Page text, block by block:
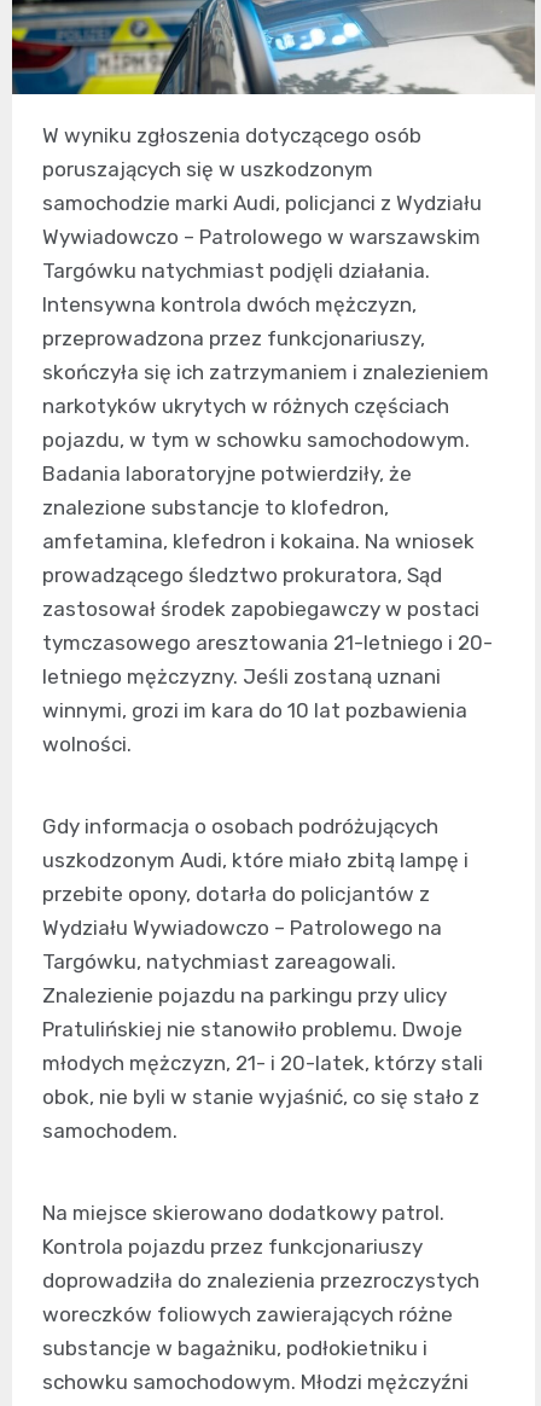
W wyniku zgłoszenia dotyczącego osób
poruszających się w uszkodzonym
samochodzie marki Audi, policjanci z Wydziału
Wywiadowczo – Patrolowego w warszawskim
Targówku natychmiast podjęli działania.
Intensywna kontrola dwóch mężczyzn,
przeprowadzona przez funkcjonariuszy,
skończyła się ich zatrzymaniem i znalezieniem
narkotyków ukrytych w różnych częściach
pojazdu, w tym w schowku samochodowym.
Badania laboratoryjne potwierdziły, że
znalezione substancje to klofedron,
amfetamina, klefedron i kokaina. Na wniosek
prowadzącego śledztwo prokuratora, Sąd
zastosował środek zapobiegawczy w postaci
tymczasowego aresztowania 21-letniego i 20-
letniego mężczyzny. Jeśli zostaną uznani
winnymi, grozi im kara do 10 lat pozbawienia
wolności.
Gdy informacja o osobach podróżujących
uszkodzonym Audi, które miało zbitą lampę i
przebite opony, dotarła do policjantów z
Wydziału Wywiadowczo – Patrolowego na
Targówku, natychmiast zareagowali.
Znalezienie pojazdu na parkingu przy ulicy
Pratulińskiej nie stanowiło problemu. Dwoje
młodych mężczyzn, 21- i 20-latek, którzy stali
obok, nie byli w stanie wyjaśnić, co się stało z
samochodem.
Na miejsce skierowano dodatkowy patrol.
Kontrola pojazdu przez funkcjonariuszy
doprowadziła do znalezienia przezroczystych
woreczków foliowych zawierających różne
substancje w bagażniku, podłokietniku i
schowku samochodowym. Młodzi mężczyźni